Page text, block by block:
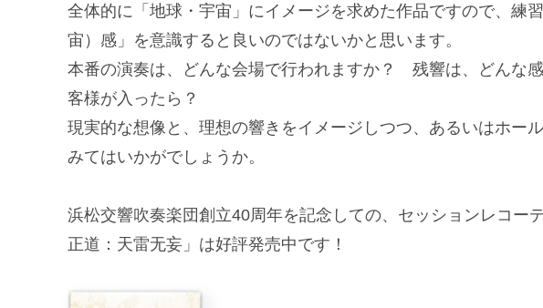
全体的に「地球・宇宙」にイメージを求めた作品ですので、練
宙）感」を意識すると良いのではないかと思います。
本番の演奏は、どんな会場で行われますか？ 残響は、どん
客様が入ったら？
現実的な想像と、理想の響きをイメージしつつ、あるいはホー
みてはいかがでしょうか。
浜松交響吹奏楽団創立40周年を記念しての、セッションレコー
正道：天雷无妄」は好評発売中です！